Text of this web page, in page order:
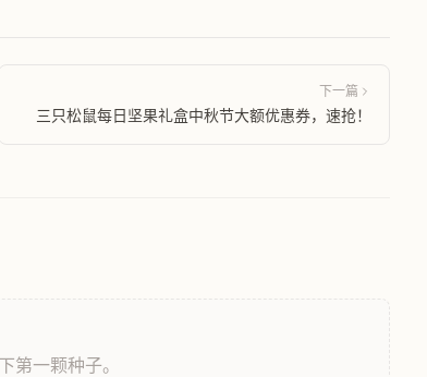
下一篇
三只松鼠每日坚果礼盒中秋节大额优惠券，速抢！
第一颗种子。